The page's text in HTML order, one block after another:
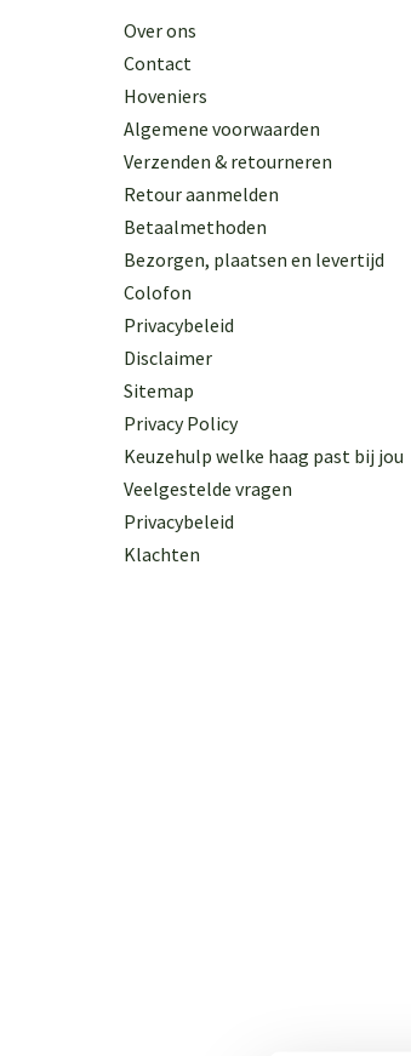
Over ons
Contact
Hoveniers
Algemene voorwaarden
Verzenden & retourneren
Retour aanmelden
Betaalmethoden
Bezorgen, plaatsen en levertijd
Colofon
Privacybeleid
Disclaimer
Sitemap
Privacy Policy
Keuzehulp welke haag past bij jou
Veelgestelde vragen
Privacybeleid
Klachten